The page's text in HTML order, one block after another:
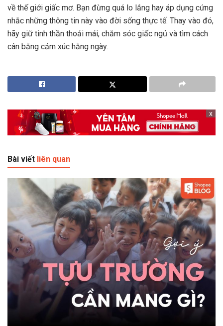
về thế giới giấc mơ. Bạn đừng quá lo lắng hay áp dụng cứng
nhắc những thông tin này vào đời sống thực tế. Thay vào đó,
hãy giữ tinh thần thoải mái, chăm sóc giấc ngủ và tìm cách
cân bằng cảm xúc hằng ngày.
x
Bài viết liên quan